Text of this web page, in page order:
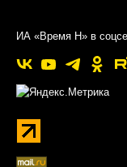
ИА «Время Н» в